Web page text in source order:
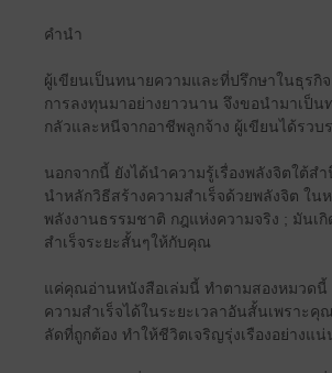
คำนำ
ผู้เขียนเป็นทนายความและที่ปรึกษาในธุรกิ
การลงทุนมาอย่างยาวนาน จึงขอนำมาเป็
กลัวและหนีจากอาชีพลูกจ้าง ผู้เขียนได้รว
นอกจากนี้ ยังได้นำความรู้เรื่องพลังจิตใต้ส
นำหลักวิธีสร้างความสำเร็จด้วยพลังจิต ใ
พลังงานธรรมชาติ กฎแห่งความจริง ; มันเ
สำเร็จระยะสั้นๆให้กับคุณ
แค่คุณอ่านหนังสือเล่มนี้ ทำตามสองหมวดนี้
ความสำเร็จได้ในระยะเวลาอันสั้นเพราะ
ลัดที่ถูกต้อง ทำให้ชีวิตเจริญรุ่งเรืองอย่างแ